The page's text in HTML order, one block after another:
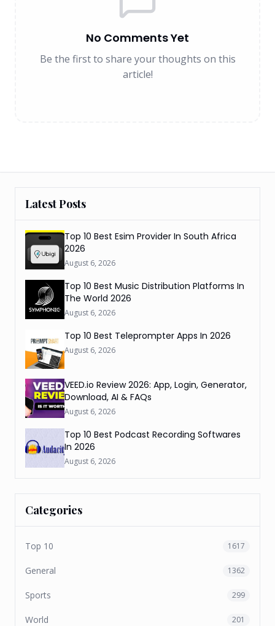
No Comments Yet
Be the first to share your thoughts on this
article!
Latest Posts
Top 10 Best Esim Provider In South Africa
2026
August 6, 2026
Top 10 Best Music Distribution Platforms In
The World 2026
August 6, 2026
Top 10 Best Teleprompter Apps In 2026
August 6, 2026
VEED.io Review 2026: App, Login, Generator,
Download, AI & FAQs
August 6, 2026
Top 10 Best Podcast Recording Softwares
In 2026
August 6, 2026
Categories
Top 10 1617
General 1362
Sports 299
World 201